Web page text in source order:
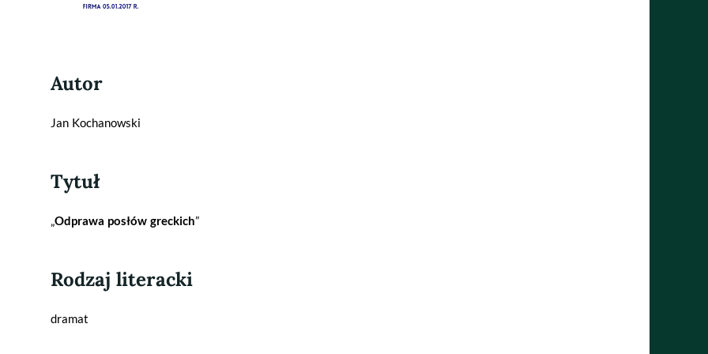
Autor
Jan Kochanowski
Tytuł
„Odprawa posłów greckich”
Rodzaj literacki
dramat